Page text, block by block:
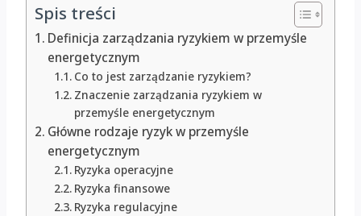
Spis treści
Definicja zarządzania ryzykiem w przemyśle
energetycznym
Co to jest zarządzanie ryzykiem?
Znaczenie zarządzania ryzykiem w
przemyśle energetycznym
Główne rodzaje ryzyk w przemyśle
energetycznym
Ryzyka operacyjne
Ryzyka finansowe
Ryzyka regulacyjne